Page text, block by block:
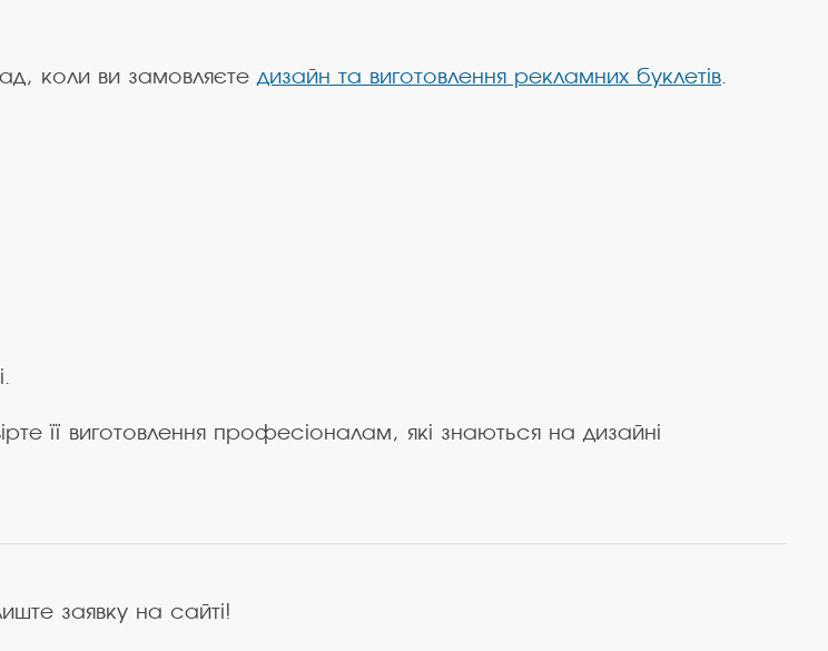
коли ви замовляєтедизайн та виготовлення рекламних буклетів.
її виготовлення професіоналам, які знаються на дизайні
заявку на сайті!